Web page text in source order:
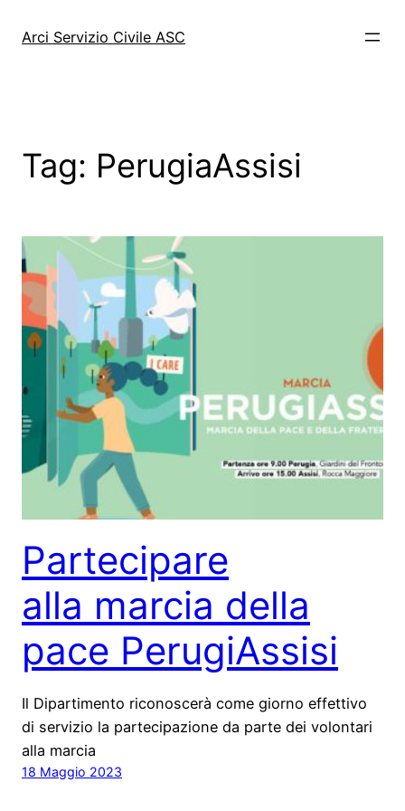
Arci Servizio Civile ASC
Tag: PerugiaAssisi
Partecipare
alla marcia della
pace PerugiAssisi
Il Dipartimento riconoscerà come giorno effettivo
di servizio la partecipazione da parte dei volontari
alla marcia
18 Maggio 2023